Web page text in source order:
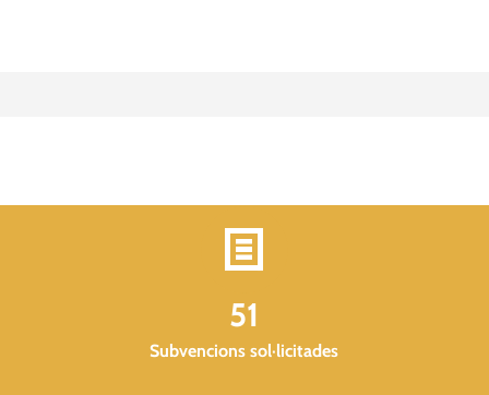
51
Subvencions sol·licitades